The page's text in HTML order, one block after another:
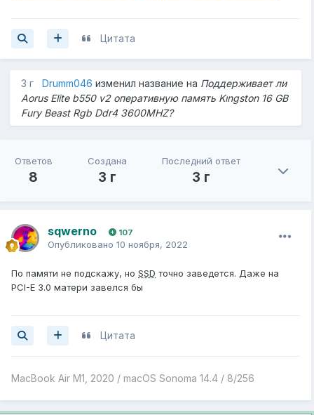
Цитата
3 г Drumm046 изменил название на Поддерживает ли
Aorus Elite b550 v2 оперативную память Kıngston 16 GB
Fury Beast Rgb Ddr4 3600MHZ?
Ответов
8
Создана
3 г
Последний ответ
3 г
sqwerno 107
Опубликовано 10 ноября, 2022
По памяти не подскажу, но SSD точно заведется. Даже на
PCI-E 3.0 матери завелся бы
Цитата
MacBook Air M1, 2020 / macOS Sonoma 14.4 / 8/256